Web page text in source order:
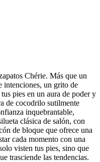
Chérie. Más que un
intenciones, un grito de
pies en un aura de poder y
de cocodrilo sutilmente
inquebrantable,
clásica de salón, con
de bloque que ofrece una
cada momento con una
visten tus pies, sino que
trasciende las tendencias.